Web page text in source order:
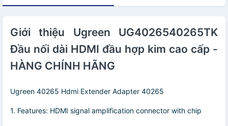
Giới thiệu Ugreen UG4026540265TK
Đầu nối dài HDMI đầu hợp kim cao cấp -
HÀNG CHÍNH HÃNG
Ugreen 40265 Hdmi Extender Adapter 40265
1. Features: HDMI signal amplification connector with chip